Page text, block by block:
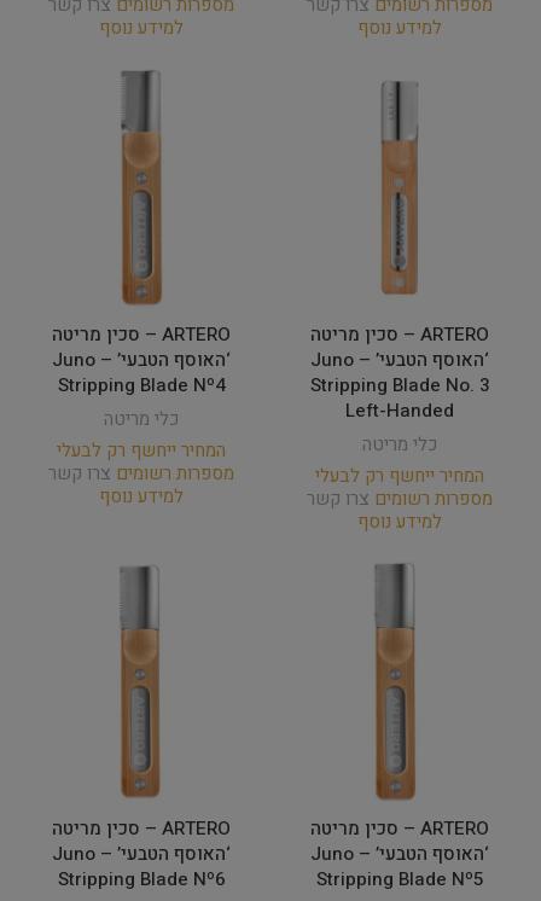
למידע נוסף
למידע נוסף
ARTERO – סכין מריטה
‘האוסף הטבעי’ Juno –
Stripping Blade No. 3
Left-Handed
כלי מריטה
המחיר ייחשף רק לבעלי
מספרות רשומים צרו קשר
למידע נוסף
ARTERO – סכין מריטה
‘האוסף הטבעי’ Juno –
Stripping Blade Nº4
כלי מריטה
המחיר ייחשף רק לבעלי
מספרות רשומים צרו קשר
למידע נוסף
ARTERO – סכין מריטה
‘האוסף הטבעי’ Juno –
Stripping Blade Nº5
ARTERO – סכין מריטה
‘האוסף הטבעי’ Juno –
Stripping Blade Nº6